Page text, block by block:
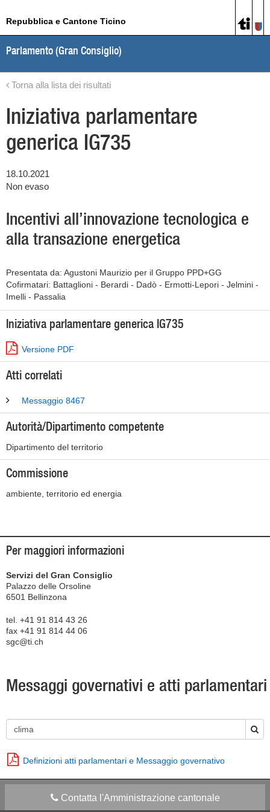
Repubblica e Cantone Ticino
Parlamento (Gran Consiglio)
Torna alla lista dei risultati
Iniziativa parlamentare
generica IG735
18.10.2021
Non evaso
Incentivi all’innovazione tecnologica e
alla transazione energetica
Presentata da: Agustoni Maurizio per il Gruppo PPD+GG
Cofirmatari: Battaglioni - Berardi - Dadò - Ermotti-Lepori - Jelmini -
Imelli - Passalia
Iniziativa parlamentare generica IG735
Versione PDF
Atti correlati
Messaggio 8467
Autorità/Dipartimento competente
Dipartimento del territorio
Commissione
ambiente, territorio ed energia
Per maggiori informazioni
Servizi del Gran Consiglio
Palazzo delle Orsoline
6501 Bellinzona
tel. +41 91 814 43 26
fax +41 91 814 44 06
sgc@ti.ch
Messaggi governativi e atti parlamentari
Definizioni atti parlamentari e Messaggio governativo
Contatta l'Amministrazione cantonale